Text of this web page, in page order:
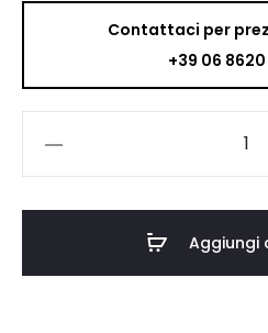
Contattaci per
+39 06
Aggiungi